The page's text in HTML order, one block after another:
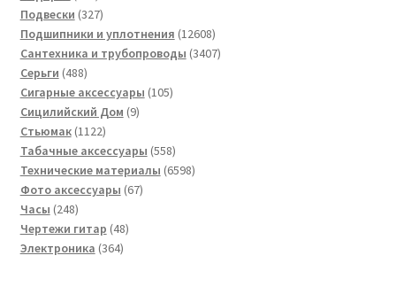
товаров
Подвески 327327
товаров
Подшипники и уплотнения 1260812608
товаров
Сантехника и трубопроводы 34073407
Серьги 488488
товаров
Сигарные аксессуары 105105
Сицилийский Дом 99
Стьюмак 11221122
товара
Табачные аксессуары 558558
товаров
Технические материалы 65986598
Фото аксессуары 6767
Часы 248248
товаров
Чертежи гитар 4848
Электроника 364364